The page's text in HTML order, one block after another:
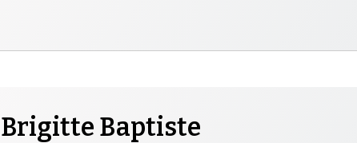
Brigitte Baptiste